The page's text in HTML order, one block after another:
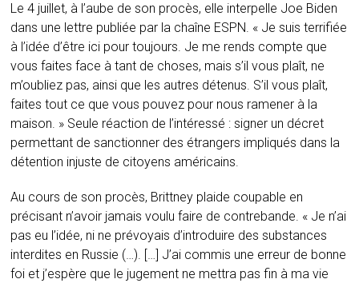
Le 4 juillet, à l’aube de son procès, elle interpelle Joe Biden
dans une lettre publiée par la chaîne ESPN. « Je suis terrifiée
à l’idée d’être ici pour toujours. Je me rends compte que
vous faites face à tant de choses, mais s’il vous plaît, ne
m’oubliez pas, ainsi que les autres détenus. S’il vous plaît,
faites tout ce que vous pouvez pour nous ramener à la
maison. » Seule réaction de l’intéressé : signer un décret
permettant de sanctionner des étrangers impliqués dans la
détention injuste de citoyens américains.
Au cours de son procès, Brittney plaide coupable en
précisant n’avoir jamais voulu faire de contrebande. « Je n’ai
pas eu l’idée, ni ne prévoyais d’introduire des substances
interdites en Russie (…). […] J’ai commis une erreur de bonne
foi et j’espère que le jugement ne mettra pas fin à ma vie